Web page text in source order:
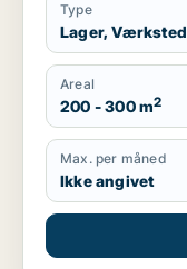
Type
Lager, Værksted
Areal
200 - 300 m2
Max. per måned
Ikke angivet